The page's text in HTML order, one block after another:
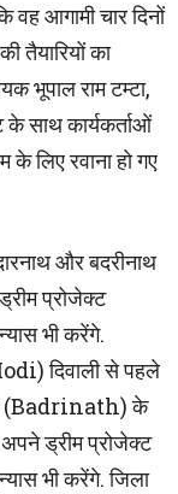
वह आगामी चार दिनों
तैयारियों का
भूपाल राम टम्टा,
के साथ कार्यकर्ताओं
लिए रवाना हो गए
और बदरीनाथ
प्रोजेक्ट
भी करेंगे.
दिवाली से पहले
(Badrinath) के
ड्रीम प्रोजेक्ट
भी करेंगे. जिला